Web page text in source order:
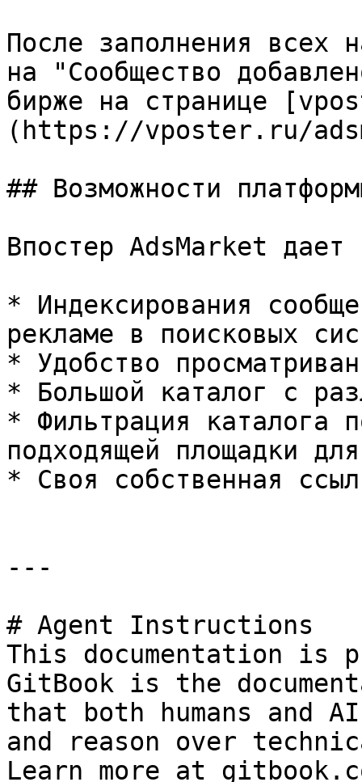
После заполнения всех
на "Сообщество
бирже на странице
(https://vposter.ru/
## Возможности
Впостер AdsMarket дает
* Индексирования
рекламе в поисковых
* Удобство
* Большой каталог с
* Фильтрация каталога
подходящей площадки
* Своя собственная
---
# Agent Instructions
This documentation is
GitBook is the
that both humans and
and reason over
Learn more at